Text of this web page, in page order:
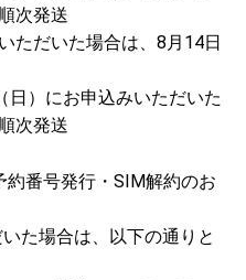
次発送
ただいた場合は、8月14日
日）にお申込みいただいた
次発送
約番号発行・SIM解約のお
た場合は、以下の通りと